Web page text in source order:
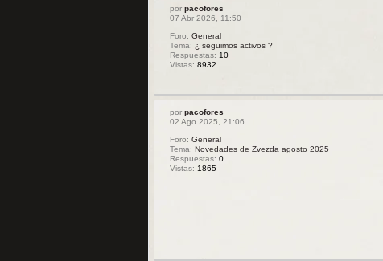
por pacofores
07 Abr 2026, 11:50
Foro: General
Tema: ¿ seguimos activos ?
Respuestas: 10
Vistas: 8932
por pacofores
02 Ago 2025, 21:06
Foro: General
Tema: Novedades de Zvezda agosto 2025
Respuestas: 0
Vistas: 1865